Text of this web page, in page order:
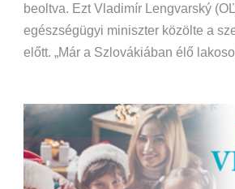
beoltva. Ezt Vladimír Lengvarský
egészségügyi miniszter közölte a
előtt. „Már a Szlovákiában élő